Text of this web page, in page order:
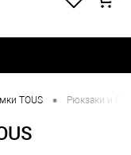
TOUS • Рюкзаки и